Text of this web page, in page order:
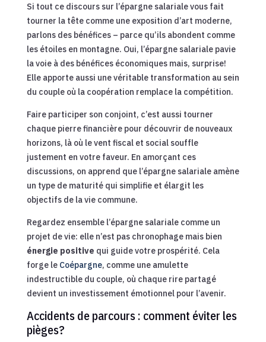
Si tout ce discours sur l’épargne salariale vous fait
tourner la tête comme une exposition d’art moderne,
parlons des bénéfices – parce qu’ils abondent comme
les étoiles en montagne. Oui, l’épargne salariale pavie
la voie à des bénéfices économiques mais, surprise!
Elle apporte aussi une véritable transformation au sein
du couple où la coopération remplace la compétition.
Faire participer son conjoint, c’est aussi tourner
chaque pierre financière pour découvrir de nouveaux
horizons, là où le vent fiscal et social souffle
justement en votre faveur. En amorçant ces
discussions, on apprend que l’épargne salariale amène
un type de maturité qui simplifie et élargit les
objectifs de la vie commune.
Regardez ensemble l’épargne salariale comme un
projet de vie: elle n’est pas chronophage mais bien
énergie positive qui guide votre prospérité. Cela
forge le Coépargne, comme une amulette
indestructible du couple, où chaque rire partagé
devient un investissement émotionnel pour l’avenir.
Accidents de parcours : comment éviter les
pièges?